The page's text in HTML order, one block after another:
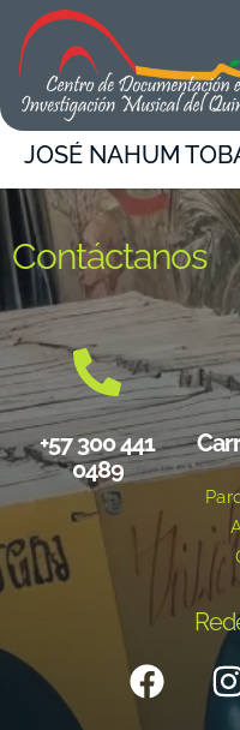
contenido
JOSÉ NAHUM
Contáctanos
+57 300 441
0489